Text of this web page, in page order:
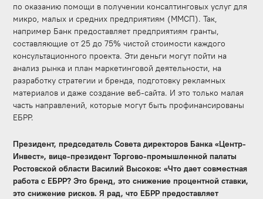
по оказанию помощи в получении консалтинговых услуг для
микро, малых и средних предприятиям (ММСП). Так,
например Банк предоставляет предприятиям гранты,
составляющие от 25 до 75% чистой стоимости каждого
консультационного проекта. Эти деньги могут пойти на
анализ рынка и план маркетинговой деятельности, на
разработку стратегии и бренда, подготовку рекламных
материалов и даже создание веб-сайта. И это только малая
часть направлений, которые могут быть профинансированы
ЕБРР.
Президент, председатель Совета директоров Банка «Центр-
Инвест», вице-президент Торгово-промышленной палаты
Ростовской области Василий Высоков: «Что дает совместная
работа с ЕБРР? Это бренд, это снижение процентной ставки,
это снижение рисков. Я рад, что ЕБРР предоставляет